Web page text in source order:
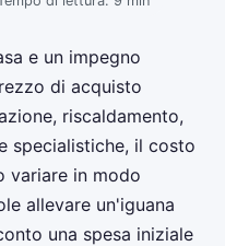
e un impegno
di acquisto
riscaldamento,
specialistiche, il costo
variare in modo
allevare un'iguana
una spesa iniziale